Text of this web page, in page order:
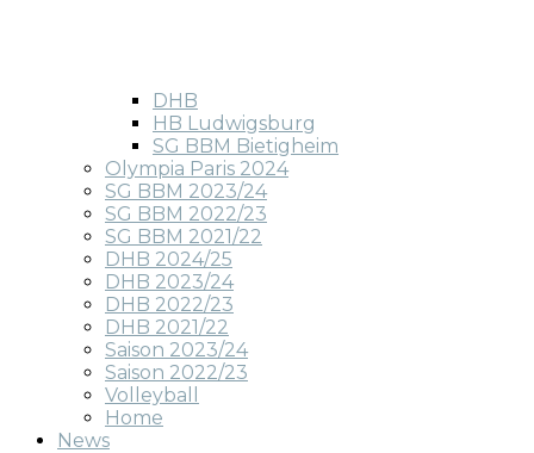
DHB
HB Ludwigsburg
SG BBM Bietigheim
Olympia Paris 2024
SG BBM 2023/24
SG BBM 2022/23
SG BBM 2021/22
DHB 2024/25
DHB 2023/24
DHB 2022/23
DHB 2021/22
Saison 2023/24
Saison 2022/23
Volleyball
Home
News